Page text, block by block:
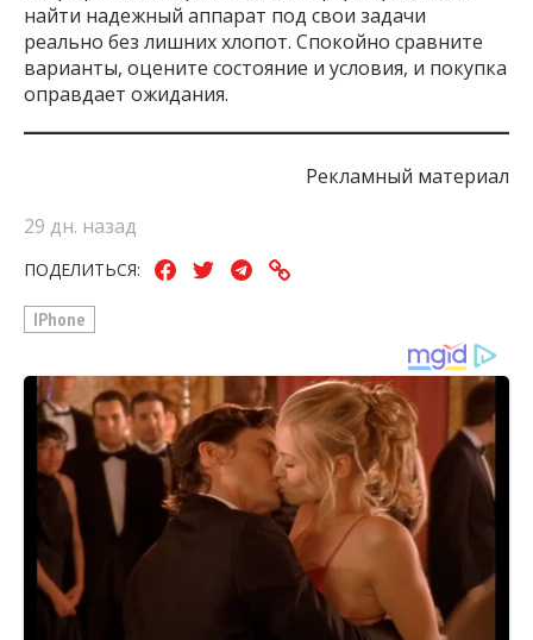
найти надежный аппарат под свои задачи
реально без лишних хлопот. Спокойно сравните
варианты, оцените состояние и условия, и покупка
оправдает ожидания.
Рекламный материал
29 дн. назад
ПОДЕЛИТЬСЯ:
IPhone